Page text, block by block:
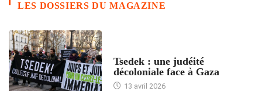
LES DOSSIERS DU MAGAZINE
Tsedek : une judéité
décoloniale face à Gaza
13 avril 2026